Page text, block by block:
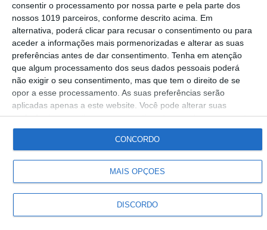
consentir o processamento por nossa parte e pela parte dos
nossos 1019 parceiros, conforme descrito acima. Em
alternativa, poderá clicar para recusar o consentimento ou para
aceder a informações mais pormenorizadas e alterar as suas
preferências antes de dar consentimento. Tenha em atenção
que algum processamento dos seus dados pessoais poderá
não exigir o seu consentimento, mas que tem o direito de se
opor a esse processamento. As suas preferências serão
aplicadas apenas a este website. Você pode alterar suas
preferências ou retirar seu consentimento a qualquer momento
voltando a este site e clicando no botão "Privacidade" na parte
MAIS OPÇÕES
DISCORDO
CONCORDO
Gabriel Nunes 06-04-2026
Siga-nos
© Rádio Portalegre 2026 • Todos os direitos reservados